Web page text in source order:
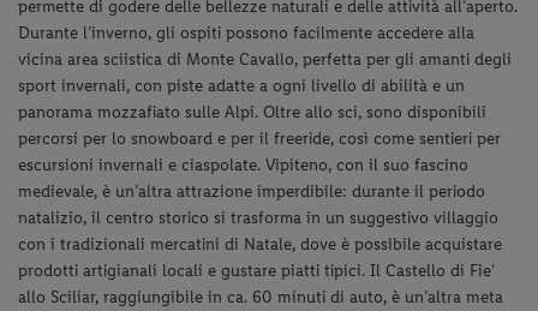
permette di godere delle bellezze naturali e delle attività all’aperto.
Durante l’inverno, gli ospiti possono facilmente accedere alla
vicina area sciistica di Monte Cavallo, perfetta per gli amanti degli
sport invernali, con piste adatte a ogni livello di abilità e un
panorama mozzafiato sulle Alpi. Oltre allo sci, sono disponibili
percorsi per lo snowboard e per il freeride, così come sentieri per
escursioni invernali e ciaspolate.Vipiteno, con il suo fascino
medievale, è un’altra attrazione imperdibile: durante il periodo
natalizio, il centro storico si trasforma in un suggestivo villaggio
con i tradizionali mercatini di Natale, dove è possibile acquistare
prodotti artigianali locali e gustare piatti tipici. Il Castello di Fie'
allo Sciliar, raggiungibile in ca. 60 minuti di auto, è un’altra meta